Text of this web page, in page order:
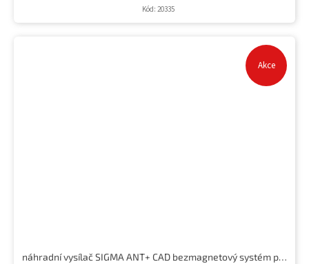
Kód: 20335
Akce
náhradní vysílač SIGMA ANT+ CAD bezmagnetový systém pro ROX 4.0 a 11.1 EVO